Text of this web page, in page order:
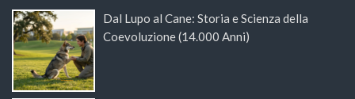
Dal Lupo al Cane: Storia e Scienza della
Coevoluzione (14.000 Anni)